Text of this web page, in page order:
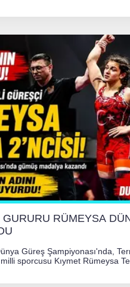
GURURU RÜMEYSA
Güreş Şampiyonası'nda,
sporcusu Kıymet Rümeysa